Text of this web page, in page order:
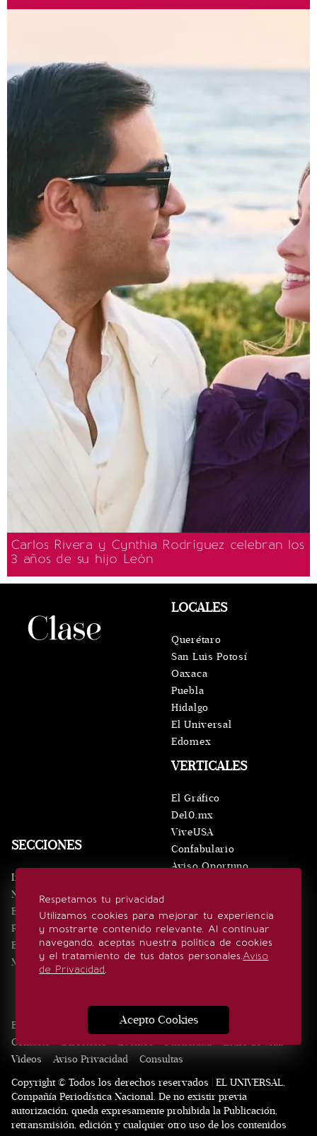
Carlos Rivera y Cynthia Rodríguez celebran los
3 años de su hijo León
Respetamos tu privacidad
Utilizamos cookies para mejorar tu experiencia
y mostrarte contenido relevante. Al continuar
navegando, aceptas nuestra política de cookies
y el tratamiento de tus datos personales.Aviso
de Privacidad.
Acepto Cookies
SECCIONES
Inicio
Noticias
Eventos
Realeza
Estilo de vida
Minuto x Minuto
VERTICALES
El Gráfico
De10.mx
ViveUSA
Confabulario
Aviso Oportuno
LOCALES
Querétaro
San Luis Potosí
Oaxaca
Puebla
Hidalgo
El Universal
Edomex
SÍGUENOS
Edición Impresa Noticias Quiénes somos
Contacto
Directorio Eventos Publicidad
Estilo de vida
Videos
Aviso Privacidad
Consultas
Copyright © Todos los derechos reservados | EL UNIVERSAL,
Compañía Periodística Nacional. De no existir previa
autorización, queda expresamente prohibida la Publicación,
retransmisión, edición y cualquier otro uso de los contenidos